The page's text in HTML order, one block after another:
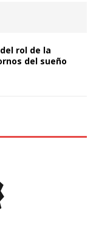
rol de la
del sueño